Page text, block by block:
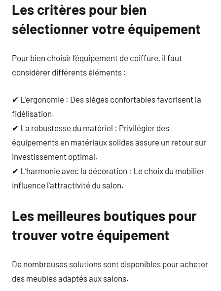
Les critères pour bien
sélectionner votre équipement
Pour bien choisir l’équipement de coiffure, il faut
considérer différents éléments :
✔ L’ergonomie : Des sièges confortables favorisent la
fidélisation.
✔ La robustesse du matériel : Privilégier des
équipements en matériaux solides assure un retour sur
investissement optimal.
✔ L’harmonie avec la décoration : Le choix du mobilier
influence l’attractivité du salon.
Les meilleures boutiques pour
trouver votre équipement
De nombreuses solutions sont disponibles pour acheter
des meubles adaptés aux salons.